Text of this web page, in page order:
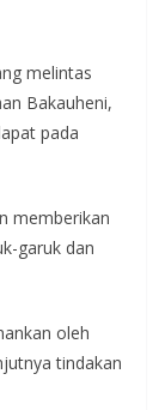
melintas
Bakauheni,
pada
memberikan
garuk dan
oleh
tindakan